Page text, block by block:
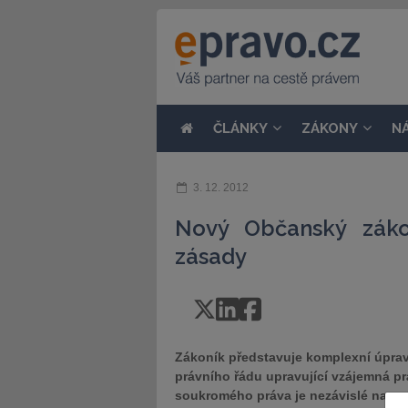
ČLÁNKY ZÁKONY
3. 12. 2012
Nový Občanský
zásady
Zákoník představuje komplexní
právního řádu upravující vzájemná
soukromého práva je nezávislé na